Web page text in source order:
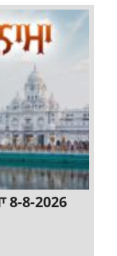
8-8-2026